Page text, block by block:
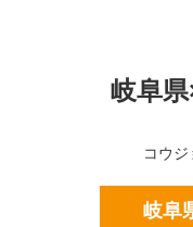
岐阜
コウ
岐阜